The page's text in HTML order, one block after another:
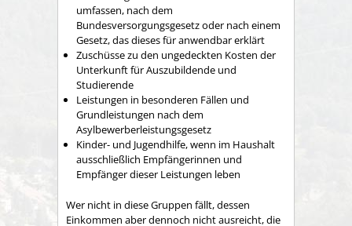
umfassen, nach dem
Bundesversorgungsgesetz oder nach einem
Gesetz, das dieses für anwendbar erklärt
Zuschüsse zu den ungedeckten Kosten der
Unterkunft für Auszubildende und
Studierende
Leistungen in besonderen Fällen und
Grundleistungen nach dem
Asylbewerberleistungsgesetz
Kinder- und Jugendhilfe, wenn im Haushalt
ausschließlich Empfängerinnen und
Empfänger dieser Leistungen leben
Wer nicht in diese Gruppen fällt, dessen
Einkommen aber dennoch nicht ausreicht, die